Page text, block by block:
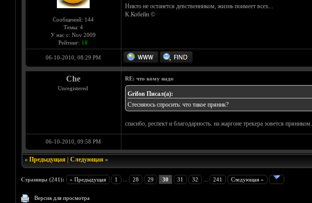
Сообщений: 144
Темы: 4
У нас с: Nov 2009
Рейтинг: 18
Никто не останется девственником, жизнь поимеет всех...
К.Кобейн ©
06-10-2010, 08:29 PM
Che
Unregistered
RE: что кому надо
Grifon Писал(а):
Стесняюсь спросить: что такое пряник?
спасибо, респект и благодарность. на жаргоне трекера зовется пряником.
06-10-2010, 09:58 PM
« Предыдущая| Следующая»
Страницы (241): « Предыдущая 1 28 29 30 31 32 241 Следующая »
Версия для просмотра